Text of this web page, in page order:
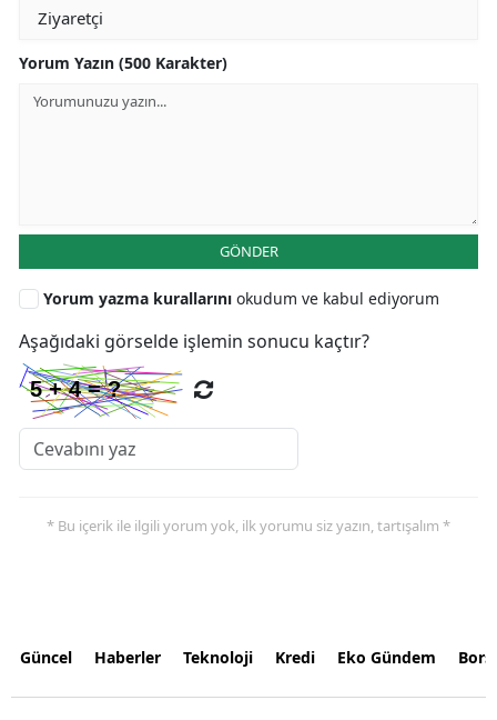
Yorum Yazın (500 Karakter)
GÖNDER
Yorum yazma kurallarını okudum ve kabul ediyorum
Aşağıdaki görselde işlemin sonucu kaçtır?
* Bu içerik ile ilgili yorum yok, ilk yorumu siz yazın, tartışalım *
Güncel Haberler Teknoloji Kredi Eko Gündem